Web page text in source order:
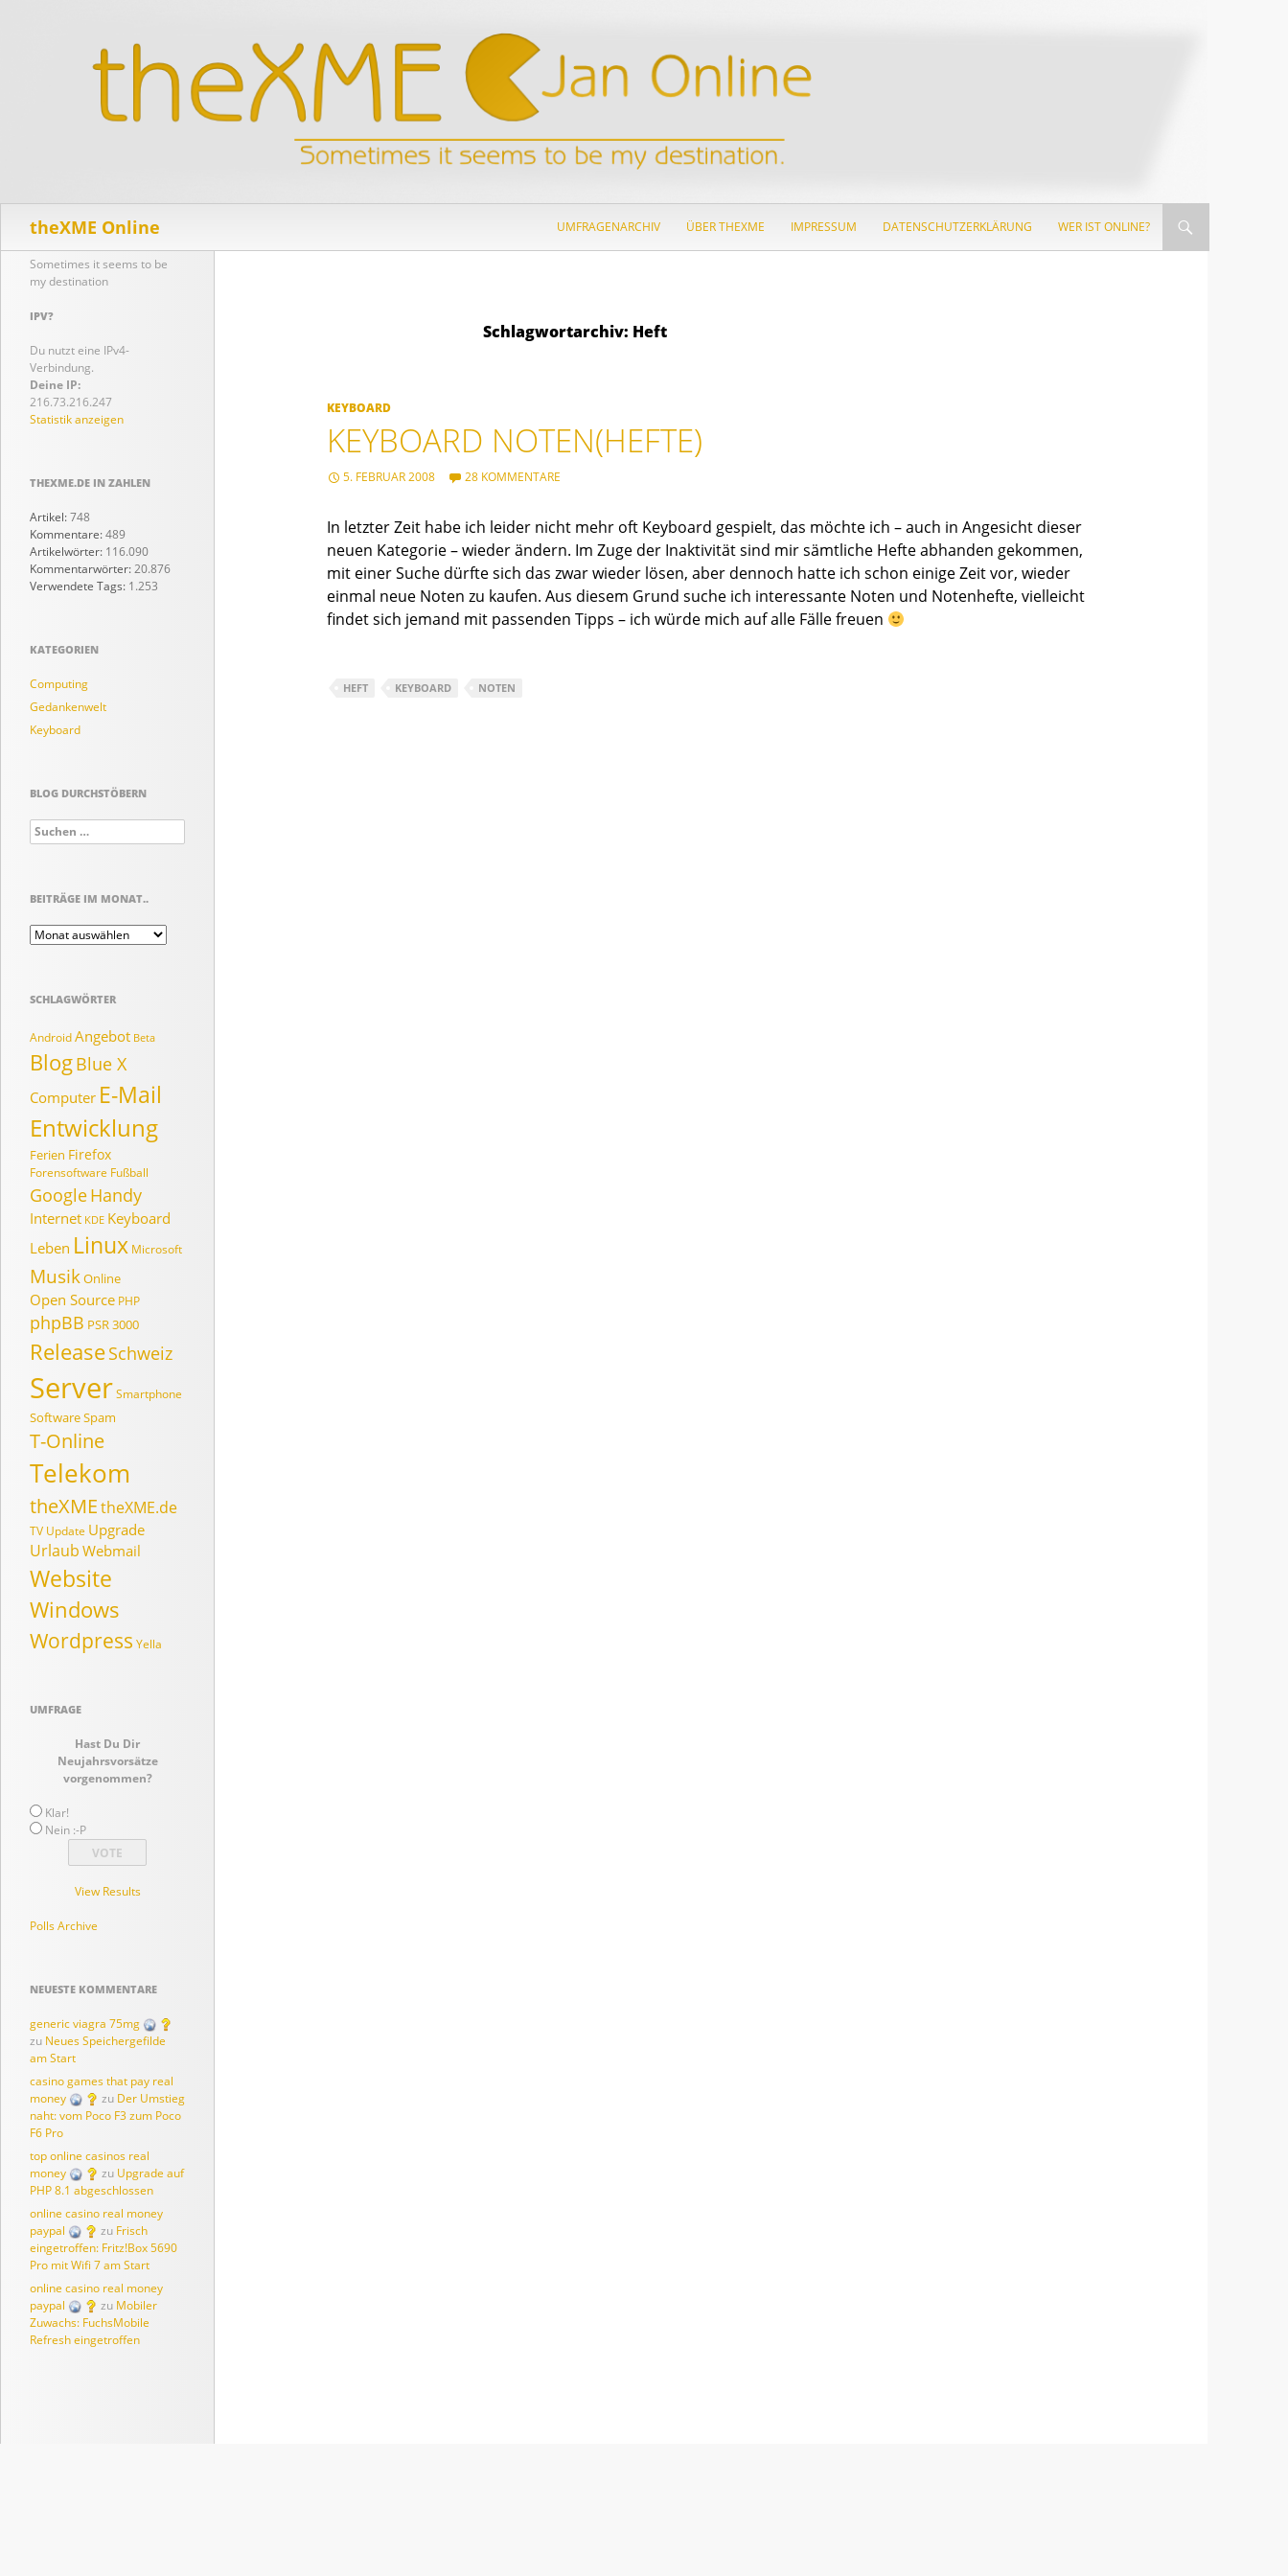
theXME Online
UMFRAGENARCHIV
ÜBER THEXME IMPRESSUM DATENSCHUTZERKLÄRUNG WER IST ONLINE?
Schlagwortarchiv: Heft
KEYBOARD
KEYBOARD NOTEN(HEFTE)
5. FEBRUAR 2008 28 KOMMENTARE
In letzter Zeit habe ich leider nicht mehr oft Keyboard gespielt, das möchte ich – auch in Angesicht dieser
neuen Kategorie – wieder ändern. Im Zuge der Inaktivität sind mir sämtliche Hefte abhanden gekommen,
mit einer Suche dürfte sich das zwar wieder lösen, aber dennoch hatte ich schon einige Zeit vor, wieder
einmal neue Noten zu kaufen. Aus diesem Grund suche ich interessante Noten und Notenhefte, vielleicht
findet sich jemand mit passenden Tipps – ich würde mich auf alle Fälle freuen
HEFT KEYBOARD NOTEN
Sometimes it seems to be
my destination
IPV?
Du nutzt eine IPv4-
Verbindung.
Deine IP:
216.73.216.247
Statistik anzeigen
THEXME.DE IN ZAHLEN
Artikel:748
Kommentare:489
Artikelwörter: 116.090
Kommentarwörter:20.876
Verwendete Tags: 1.253
KATEGORIEN
Computing
Gedankenwelt
Keyboard
BLOG DURCHSTÖBERN
Suchen
nach:
BEITRÄGE IM MONAT..
Beiträge
im
SCHLAGWÖRTER
Android Angebot Beta
BlogBlue X
Computer E-Mail
Entwicklung
Ferien Firefox
Forensoftware Fußball
GoogleHandy
Internet KDE Keyboard
Leben Linux Microsoft
MusikOnline
Open Source PHP
phpBB PSR 3000
ReleaseSchweiz
ServerSmartphone
SoftwareSpam
T-Online
Telekom
theXMEtheXME.de
TV Update Upgrade
Urlaub Webmail
Website
Windows
Wordpress Yella
UMFRAGE
Hast Du Dir
Neujahrsvorsätze
vorgenommen?
Klar!
Nein :-P
View Results
Polls Archive
NEUESTE KOMMENTARE
generic viagra 75mg
zu Neues Speichergefilde
am Start
casino games that pay real
money
zu Der Umstieg
naht: vom Poco F3 zum Poco
F6 Pro
top online casinos real
money
zu Upgrade auf
PHP 8.1 abgeschlossen
online casino real money
paypal
zu Frisch
eingetroffen: Fritz!Box 5690
Pro mit Wifi 7 am Start
online casino real money
paypal
zu Mobiler
Zuwachs: FuchsMobile
Refresh eingetroffen